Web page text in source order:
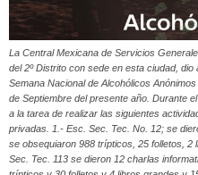
La Central Mexicana de Servicios
del 2º Distrito con sede en esta ciudad,
Semana Nacional de Alcohólicos
de Septiembre del presente año. Durante
a la tarea de realizar las siguientes
privadas. 1.- Esc. Sec. Tec. No. 12; se
se obsequiaron 988 trípticos, 25 folletos, 2
Sec. Tec. 113 se dieron 12 charlas